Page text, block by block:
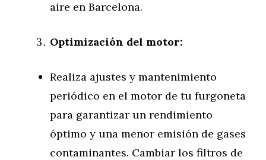
aire en Barcelona.
Optimización del motor:
Realiza ajustes y mantenimiento
periódico en el motor de tu furgoneta
para garantizar un rendimiento
óptimo y una menor emisión de gases
contaminantes. Cambiar los filtros de